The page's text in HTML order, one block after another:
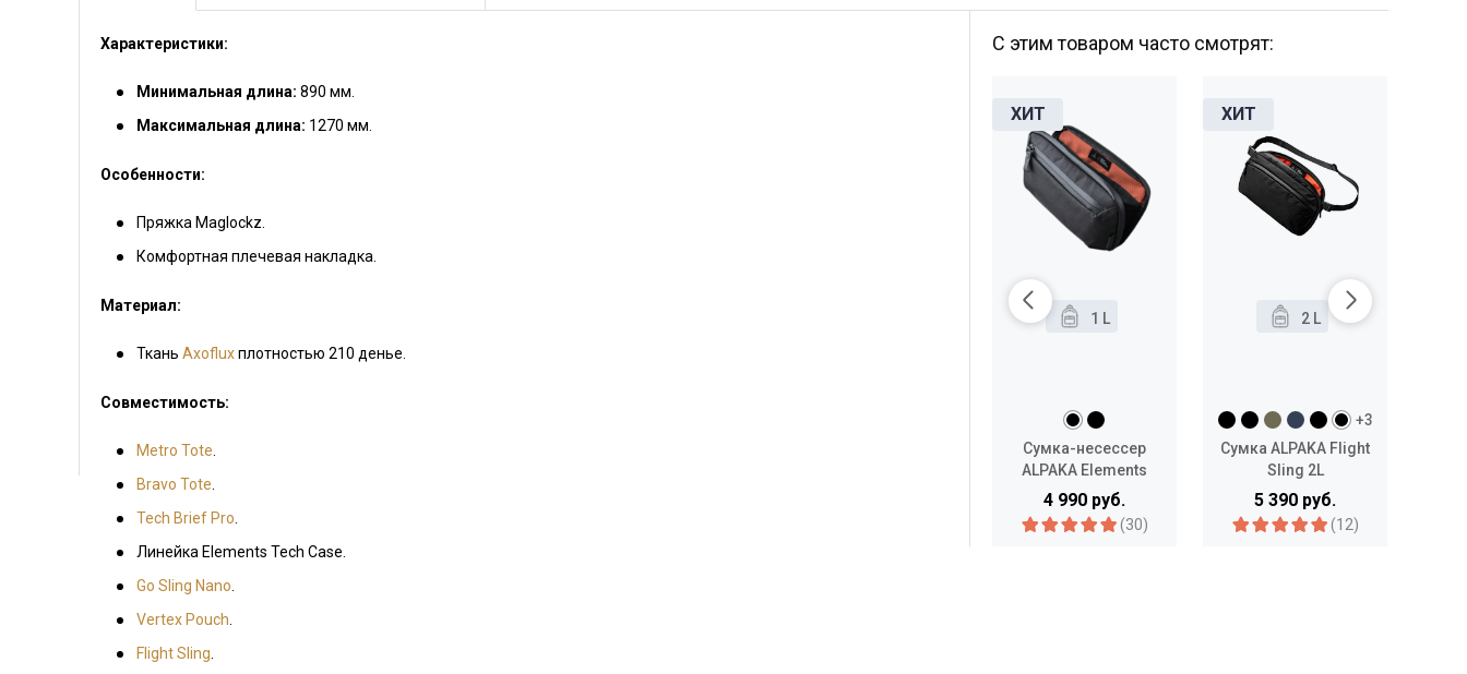
Характеристики:
Минимальная длина: 890 мм.
Максимальная длина: 1270 мм.
Особенности:
Пряжка Maglockz.
Комфортная плечевая накладка.
Материал:
Ткань Axofluxплотностью 210 денье.
Совместимость:
Metro Tote
Bravo Tote
Tech Brief Pro
Линейка Elements Tech Case.
Go Sling Nano
Vertex Pouch
Flight Sling
С этим товаром часто смотрят:
1 L
Сумка-несессер
ALPAKA Elements
Tech Case Mini
4 990 руб.
(30)
2 L
+3
Сумка ALPAKA Flight
Sling 2L
5 390 руб.
(12)